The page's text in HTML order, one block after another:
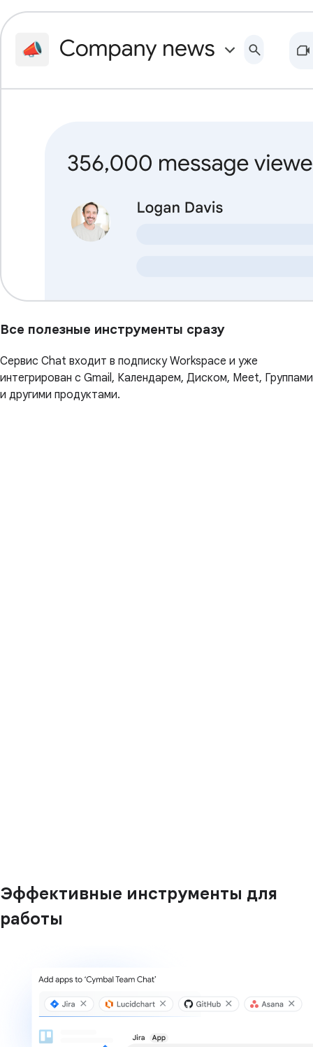
Все полезные инструменты сразу
Сервис Chat входит в подписку Workspace и уже
интегрирован с Gmail, Календарем, Диском, Meet, Группами
и другими продуктами.
Эффективные инструменты для
работы